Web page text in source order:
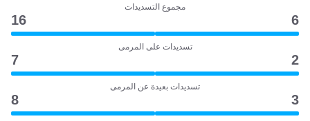
مجموع التسديدات
6
16
تسديدات على المرمى
2
7
تسديدات بعيدة عن المرمى
3
8